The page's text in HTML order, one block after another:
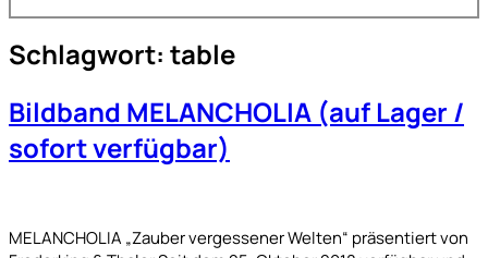
Schlagwort: table
Bildband MELANCHOLIA (auf Lager /
sofort verfügbar)
MELANCHOLIA „Zauber vergessener Welten“ präsentiert von